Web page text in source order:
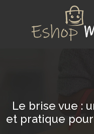
Le brise vue :
et pratique